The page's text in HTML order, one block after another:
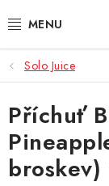
na
3D TISK
TIPY ZA
AROMATA A
Solo Juice
Příchuť
broskev)